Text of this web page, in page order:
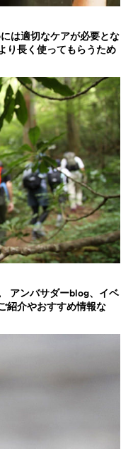
は適切なケアが必要とな
り長く使ってもらうため
アンバサダーblog、イベ
紹介やおすすめ情報な